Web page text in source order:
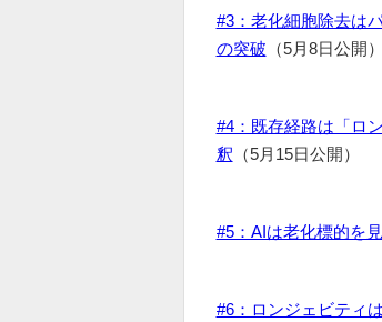
#3：老化細胞除去は
の突破 （5月8日公開）
#4：既存経路は「ロ
釈 （5月15日公開）
#5：AIは老化標的を
#6：ロンジェビティ